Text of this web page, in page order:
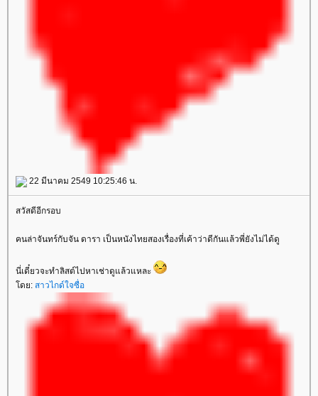
22 มีนาคม 2549 10:25:46 น.
สวัสดีอีกรอบ
คนล่าจันทร์กับจัน ดารา เป็นหนังไทยสองเรื่องที่เค้าว่าดีกันแล้วพี่ยังไม่ได้ดู
นี่เดี๋ยวจะทำลิสต์ไปหาเช่าดูแล้วแหละ
ดย: สาวไกด์ใจซื่อ